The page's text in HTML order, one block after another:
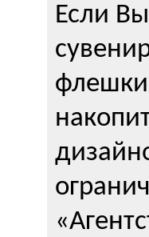
Если